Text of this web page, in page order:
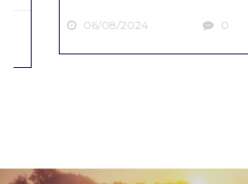
06/08/2024 0